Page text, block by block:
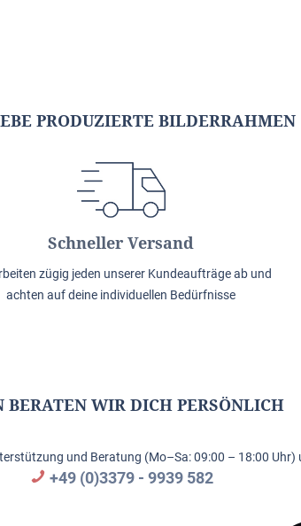
PRODUZIERTE BILDERRAHMEN
Schneller Versand
zügig jeden unserer Kundeaufträge ab und
achten auf deine individuellen Bedürfnisse
BERATEN WIR DICH PERSÖNLICH
und Beratung (Mo–Sa: 09:00 – 18:00 Uhr)
+49 (0)3379 - 9939 582